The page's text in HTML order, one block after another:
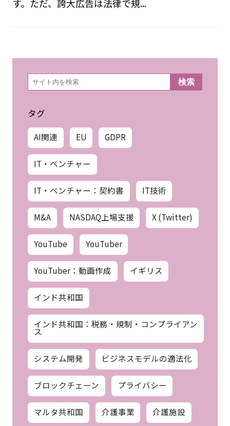
す。ただ、誇大広告は法律で規...
検
索 検索
タグ
AI関連 EU GDPR
IT・ベンチャー
IT・ベンチャー：契約書 IT技術
M&A NASDAQ上場支援 X (Twitter)
YouTube YouTuber
YouTuber：動画作成 イギリス
インド共和国
インド共和国：税務・規制・コンプライアン
ス
システム開発 ビジネスモデルの適法化
ブロックチェーン プライバシー
マルタ共和国 介護事業 介護施設